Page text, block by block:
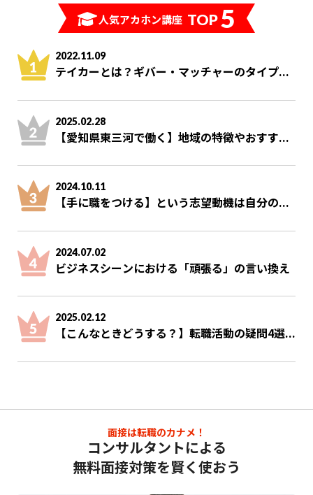
人気アカホン講座 TOP5
2022.11.09
テイカーとは？ギバー・マッチャーのタイプ...
2025.02.28
【愛知県東三河で働く】地域の特徴やおすす...
2024.10.11
【手に職をつける】という志望動機は自分の...
2024.07.02
ビジネスシーンにおける「頑張る」の言い換え
2025.02.12
【こんなときどうする？】転職活動の疑問4選...
面接は転職のカナメ！
コンサルタントによる
無料面接対策を賢く使おう